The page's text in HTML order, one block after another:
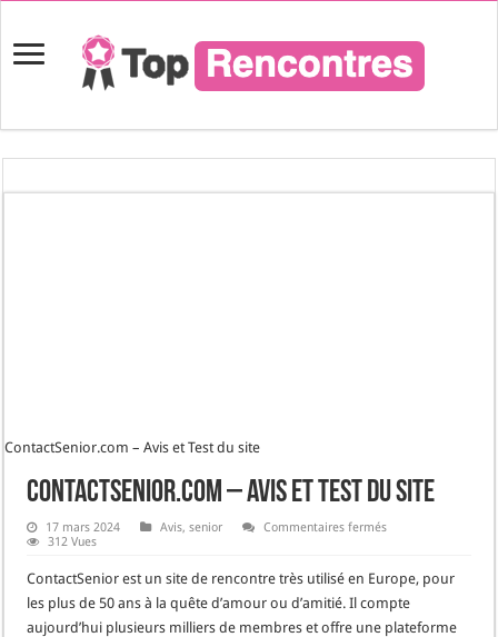
ContactSenior.com – Avis et Test du site
ContactSenior.com – Avis et Test du site
17 mars 2024 Avis,senior Commentaires ferméssur
et
Test
du
site
312 Vues
ContactSenior est un site de rencontre très utilisé en Europe, pour
les plus de 50 ans à la quête d’amour ou d’amitié. Il compte
aujourd’hui plusieurs milliers de membres et offre une plateforme